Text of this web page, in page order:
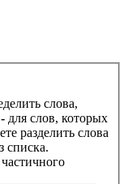
слова,
- для слов, которых
разделить слова
списка.